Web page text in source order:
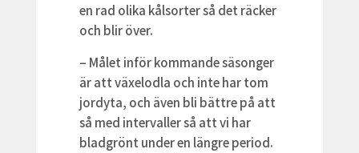
en rad olika kålsorter så det räcker
och blir över.
– Målet inför kommande säsonger
är att växelodla och inte har tom
jordyta, och även bli bättre på att
så med intervaller så att vi har
bladgrönt under en längre period.